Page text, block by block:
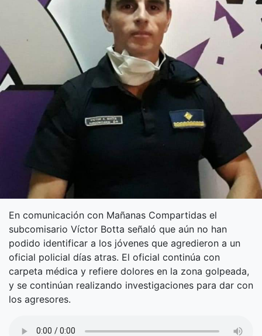
En comunicación con Mañanas Compartidas el
subcomisario Víctor Botta señaló que aún no han
podido identificar a los jóvenes que agredieron a un
oficial policial días atras. El oficial continúa con
carpeta médica y refiere dolores en la zona golpeada,
y se continúan realizando investigaciones para dar con
los agresores.